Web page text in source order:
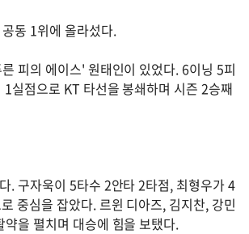
동 1위에 올라섰다.
피의 에이스' 원태인이 있었다. 6이닝 5피
실점으로 KT 타선을 봉쇄하며 시즌 2승째
. 구자욱이 5타수 2안타 2타점, 최형우가 4
중심을 잡았다. 르윈 디아즈, 김지찬, 강민
약을 펼치며 대승에 힘을 보탰다.